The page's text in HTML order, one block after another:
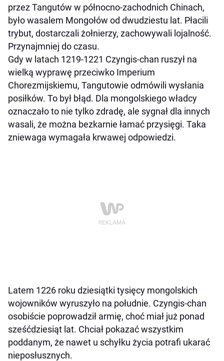
przez Tangutów w północno-zachodnich Chinach,
było wasalem Mongołów od dwudziestu lat. Płacili
trybut, dostarczali żołnierzy, zachowywali lojalność.
Przynajmniej do czasu.
Gdy w latach 1219-1221 Czyngis-chan ruszył na
wielką wyprawę przeciwko Imperium
Chorezmijskiemu, Tangutowie odmówili wysłania
posiłków. To był błąd. Dla mongolskiego władcy
oznaczało to nie tylko zdradę, ale sygnał dla innych
wasali, że można bezkarnie łamać przysięgi. Taka
zniewaga wymagała krwawej odpowiedzi.
Latem 1226 roku dziesiątki tysięcy mongolskich
wojowników wyruszyło na południe. Czyngis-chan
osobiście poprowadził armię, choć miał już ponad
sześćdziesiąt lat. Chciał pokazać wszystkim
poddanym, że nawet u schyłku życia potrafi ukarać
nieposłusznych.